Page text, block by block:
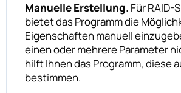
Manuelle Erstellung. Für RAID-
bietet das Programm die
Eigenschaften manuell
einen oder mehrere Parameter
hilft Ihnen das Programm, diese
bestimmen.